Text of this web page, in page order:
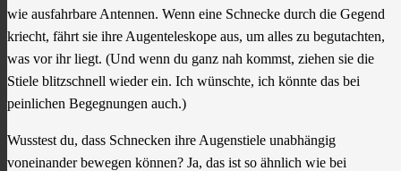
wie ausfahrbare Antennen. Wenn eine Schnecke durch die Gegend
kriecht, fährt sie ihre Augenteleskope aus, um alles zu begutachten,
was vor ihr liegt. (Und wenn du ganz nah kommst, ziehen sie die
Stiele blitzschnell wieder ein. Ich wünschte, ich könnte das bei
peinlichen Begegnungen auch.)
Wusstest du, dass Schnecken ihre Augenstiele unabhängig
voneinander bewegen können? Ja, das ist so ähnlich wie bei